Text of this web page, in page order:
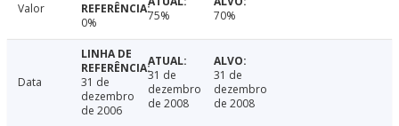
Valor
0%
75% 70%
Data
31 de
dezembro
de 2006
31 de
dezembro
de 2008
31 de
dezembro
de 2008